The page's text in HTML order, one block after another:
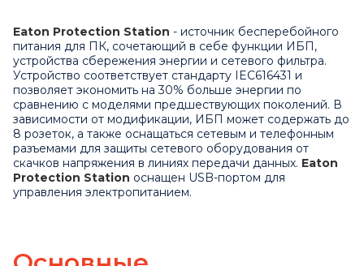
Eaton Protection Station - источник бесперебойного
питания для ПК, сочетающий в себе функции ИБП,
устройства сбережения энергии и сетевого фильтра.
Устройство соответствует стандарту IEC616431 и
позволяет экономить на 30% больше энергии по
сравнению с моделями предшествующих поколений. В
зависимости от модификации, ИБП может содержать до
8 розеток, а также оснащаться сетевым и телефонным
разъемами для защиты сетевого оборудования от
скачков напряжения в линиях передачи данных. Eaton
Protection Station оснащен USB-портом для
управления электропитанием.